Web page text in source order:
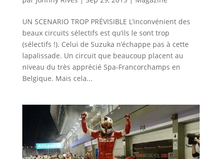
UN SCENARIO TROP PRÉVISIBLE L’inconvénient des
beaux circuits sélectifs est qu’ils le sont trop
(sélectifs !). Celui de Suzuka n’échappe pas à cette
lapalissade. Un circuit que beaucoup placent au
niveau du très apprécié Spa-Francorchamps en
Belgique. Mais cela...